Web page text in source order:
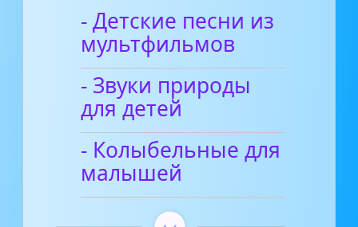
- Детские песни из
мультфильмов
- Звуки природы
для детей
- Колыбельные для
малышей